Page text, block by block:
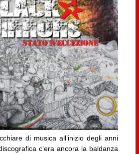
di musica all’inizio degli anni
c’era ancora la baldanza